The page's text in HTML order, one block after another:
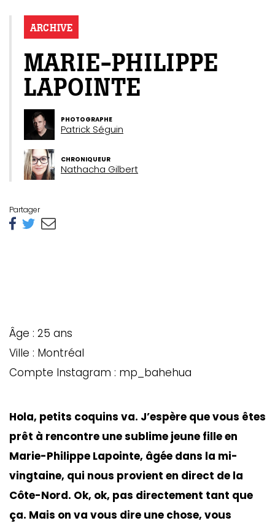
ARCHIVE
MARIE-PHILIPPE
LAPOINTE
PHOTOGRAPHE
Patrick Séguin
CHRONIQUEUR
Nathacha Gilbert
Partager
Âge : 25 ans
Ville : Montréal
Compte Instagram : mp_bahehua
Hola, petits coquins va. J’espère que vous êtes
prêt à rencontre une sublime jeune fille en
Marie-Philippe Lapointe, âgée dans la mi-
vingtaine, qui nous provient en direct de la
Côte-Nord. Ok, ok, pas directement tant que
ça. Mais on va vous dire une chose, vous